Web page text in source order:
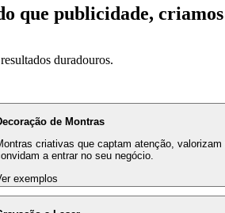
que publicidade,
duradouros.
de Montras
criativas que captam atenção, valorizam
a entrar no seu negócio.
exemplos